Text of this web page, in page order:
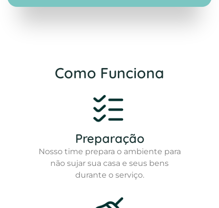
Como Funciona
Preparação
Nosso time prepara o ambiente para
não sujar sua casa e seus bens
durante o serviço.